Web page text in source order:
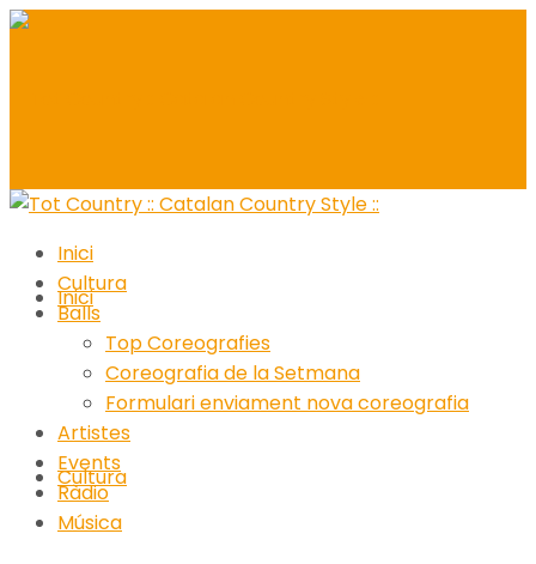
Inici
Cultura
Inici
Cultura
Balls
Top Coreografies
Coreografia de la Setmana
Formulari enviament nova coreografia
Artistes
Events
Ràdio
Música